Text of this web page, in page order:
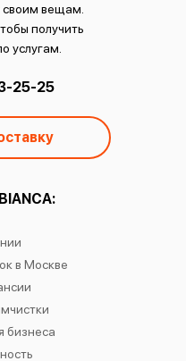
своим вещам.
получить
услугам.
25-25
в Москве
бизнеса